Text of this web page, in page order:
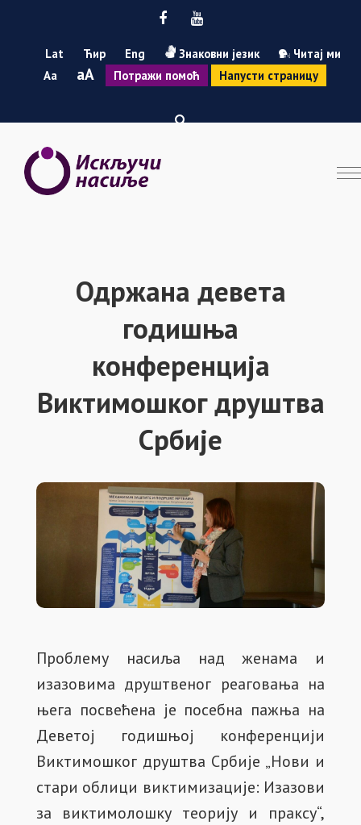
FacebookYoutube
Lat Ћир Eng Знаковни језик
Читај ми
ASmanjiAPovećaj
Потражи помоћ Напусти страницу
Одржана девета
годишња
конференција
Виктимошког друштва
Србије
Проблему насиља над женама и
изазовима друштвеног реаговања на
њега посвећена је посебна пажња на
Деветој годишњој конференцији
Виктимошког друштва Србије „Нови и
стари облици виктимизације: Изазови
за виктимолошку теорију и праксу“,